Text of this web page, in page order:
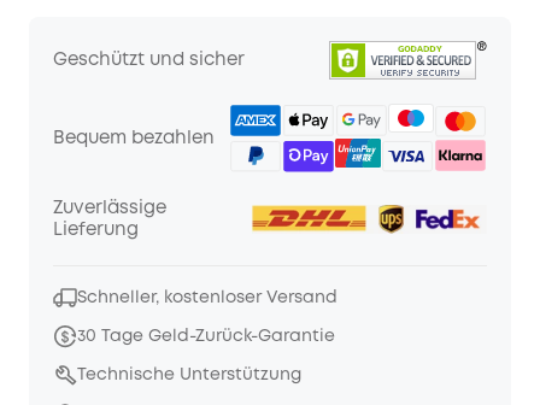
Geschützt und sicher
Bequem bezahlen
Zuverlässige
Lieferung
Schneller, kostenloser Versand
30 Tage Geld-Zurück-Garantie
Technische Unterstützung